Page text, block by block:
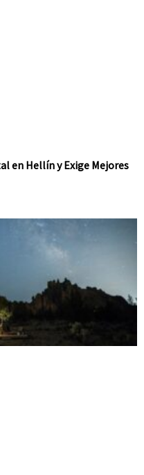
en Hellín y Exige Mejores